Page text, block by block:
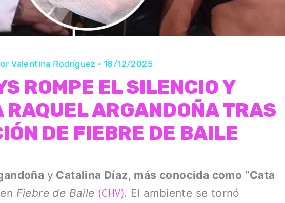
Valentina Rodríguez •18/12/2025
ROMPE EL SILENCIO Y
RAQUEL ARGANDOÑA TRAS
DE FIEBRE DE BAILE
y Catalina Díaz, más conocida como “Cata
Fiebre de Baile (CHV). El ambiente se tornó